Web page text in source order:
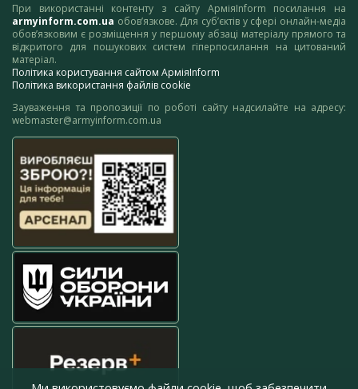
При використанні контенту з сайту АрміяInform посилання на
armyinform.com.ua обов’язкове. Для суб’єктів у сфері онлайн-медіа
обов’язковим є розміщення у першому абзаці матеріалу прямого та
відкритого для пошукових систем гіперпосилання на цитований
матеріал.
Політика користування сайтом АрміяInform
Політика використання файлів cookie
Зауваження та пропозиції по роботі сайту надсилайте на адресу:
webmaster@armyinform.com.ua